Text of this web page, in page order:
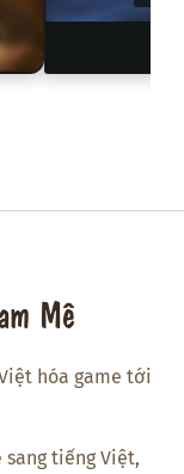
Mê
hóa game tới
sang tiếng Việt,